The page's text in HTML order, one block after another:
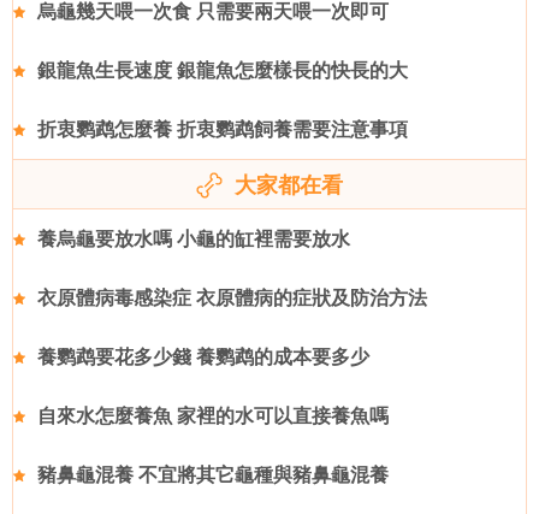
烏龜幾天喂一次食 只需要兩天喂一次即可
銀龍魚生長速度 銀龍魚怎麼樣長的快長的大
折衷鹦鹉怎麼養 折衷鹦鹉飼養需要注意事項
大家都在看
養烏龜要放水嗎 小龜的缸裡需要放水
衣原體病毒感染症 衣原體病的症狀及防治方法
養鹦鹉要花多少錢 養鹦鹉的成本要多少
自來水怎麼養魚 家裡的水可以直接養魚嗎
豬鼻龜混養 不宜將其它龜種與豬鼻龜混養